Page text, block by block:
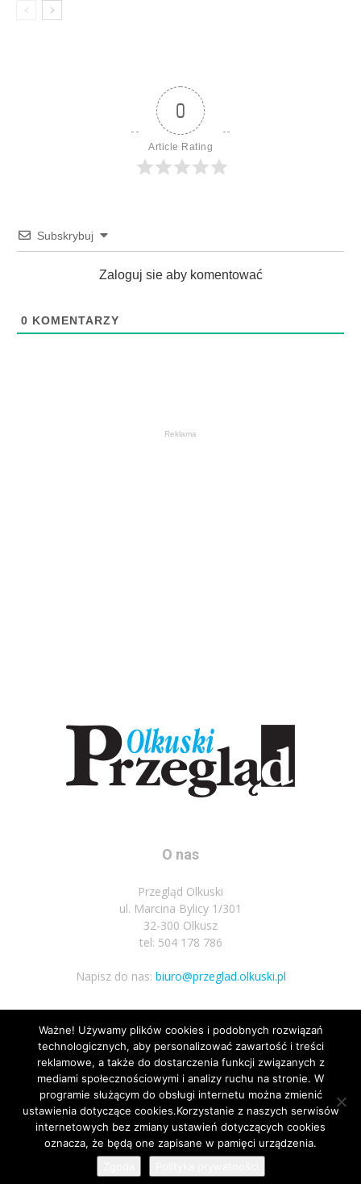
0
Article Rating
Subskrybuj
Zaloguj sie aby komentować
0 KOMENTARZY
Reklama
O nas
Przegląd Olkuski
ul. Marcina Bylicy 1/301
32-300 Olkusz
tel: 504 178 786
Napisz do nas: biuro@przeglad.olkuski.pl
Podążaj za nami
Nota prawna Polityka prywatnosci Kariera Regulamin
© Wszelkie prawa zastrzeżone 2020
Ważne! Używamy plików cookies i podobnych rozwiązań
technologicznych, aby personalizować zawartość i treści
reklamowe, a także do dostarczenia funkcji związanych z
mediami społecznościowymi i analizy ruchu na stronie. W
programie służącym do obsługi internetu można zmienić
ustawienia dotyczące cookies.Korzystanie z naszych serwisów
internetowych bez zmiany ustawień dotyczących cookies
oznacza, że będą one zapisane w pamięci urządzenia.